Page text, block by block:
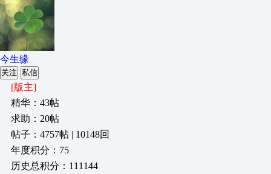
今生缘
关注 私信
[版主]
精华：43帖
求助：20帖
帖子：4757帖 | 10148回
年度积分：75
历史总积分：111144